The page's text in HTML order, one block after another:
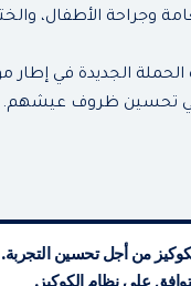
الأطفال، والختان (وتقديم 23.461 خدمة
الحملة الجديدة في
تحسين ظروف عيشهم.
من أجل تحسين التجربة.
على نظام الكوكيز.